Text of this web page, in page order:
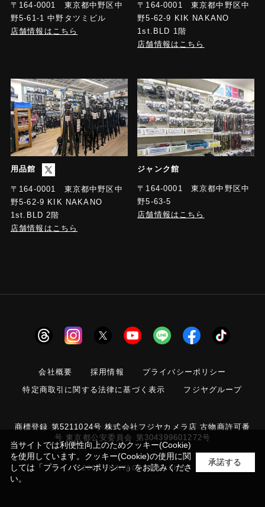
〒164-0001 東京都中野区中
野5-61-1 中野タツミビル
店舗情報はこちら
〒164-0001 東京都中野区中
野5-62-9 KIK NAKANO
1st.BLD 1階
店舗情報はこちら
用品館
〒164-0001 東京都中野区中
野5-62-9 KIK NAKANO
1st.BLD 2階
店舗情報はこちら
ジャンク館
〒164-0001 東京都中野区中
野5-63-5
店舗情報はこちら
会社概要 採用情報
プライバシーポリシー
特定商取引に関する法律に基づく表示
フジヤグループ
商標登録 第5211024号 株式会社フジヤカメラ店 古物商許可番
号 東京都公安委員会 第304399601272号
© 2006 FUJIYACAMERA SHOP
当サイトでは利便性向上のためクッキー(Cookie)
を使用しています。クッキー(Cookie)の使用に関
しては 「プライバシーポリシー」をお読みくださ
い。
承諾する